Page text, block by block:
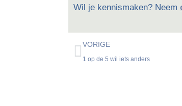
Wil je kennismaken? Neem
VORIGE
1 op de 5 wil iets anders